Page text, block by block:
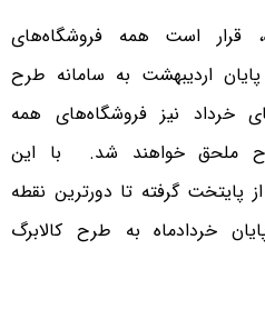
قرار است همه فروشگاه‌های
اردیبهشت به سامانه طرح
خرداد نیز فروشگاه‌های همه
ملحق خواهند شد. با این
پایتخت گرفته تا دورترین نقطه
خرداد‌ماه به طرح کالابرگ